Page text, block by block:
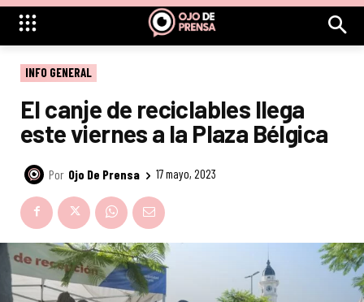
INFO GENERAL
El canje de reciclables llega
este viernes a la Plaza Bélgica
Por Ojo De Prensa 17 mayo, 2023